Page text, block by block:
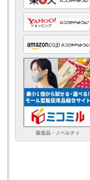
販促品・ノベルティ